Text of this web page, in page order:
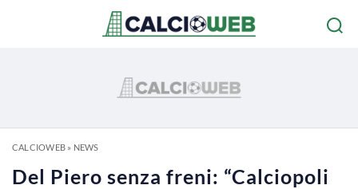
CALCIOWEB» NEWS
Del Piero senza freni: “Calciopoli